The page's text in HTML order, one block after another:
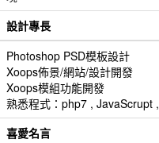
設計專長
Photoshop PSD模板設計
Xoops佈景/網站/設計開發
Xoops模組功能開發
熟悉程式：php7 , JavaScrupt
喜愛名言